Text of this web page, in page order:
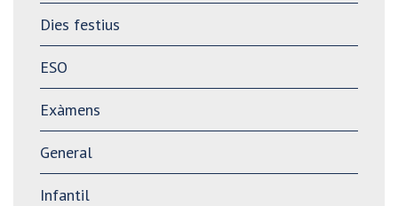
Dies festius
ESO
Exàmens
General
Infantil